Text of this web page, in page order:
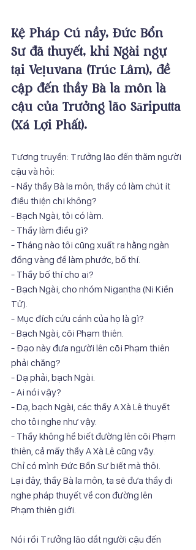
Kệ Pháp Cú nầy, Đức Bổn
Sư đã thuyết, khi Ngài ngự
tại Veḷuvana (Trúc Lâm), đề
cập đến thầy Bà la môn là
cậu của Trưởng lão Sāriputta
(Xá Lợi Phất).
Tương truyền: Trưởng lão đến thăm người
cậu và hỏi:
- Nầy thầy Bà la môn, thầy có làm chút ít
điều thiện chi không?
- Bạch Ngài, tôi có làm.
- Thầy làm điều gì?
- Tháng nào tôi cũng xuất ra hằng ngàn
đồng vàng để làm phước, bố thí.
- Thầy bố thí cho ai?
- Bạch Ngài, cho nhóm Nigaṇṭha (Ni Kiền
Tử).
- Mục đích cứu cánh của họ là gì?
- Bạch Ngài, cõi Phạm thiên.
- Đạo này đưa người lên cõi Phạm thiên
phải chăng?
- Dạ phải, bạch Ngài.
- Ai nói vậy?
- Dạ, bạch Ngài, các thầy A Xà Lê thuyết
cho tôi nghe như vậy.
- Thầy không hề biết đường lên cõi Phạm
thiên, cả mấy thầy A Xà Lê cũng vậy.
Chỉ có mình Đức Bổn Sư biết mà thôi.
Lại đây, thầy Bà la môn, ta sẽ đưa thầy đi
nghe pháp thuyết về con đường lên
Phạm thiên giới.
Nói rồi Trưởng lão dắt người cậu đến